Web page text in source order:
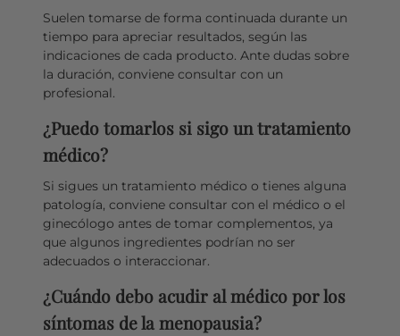
Suelen tomarse de forma continuada durante un
tiempo para apreciar resultados, según las
indicaciones de cada producto. Ante dudas sobre
la duración, conviene consultar con un
profesional.
¿Puedo tomarlos si sigo un tratamiento
médico?
Si sigues un tratamiento médico o tienes alguna
patología, conviene consultar con el médico o el
ginecólogo antes de tomar complementos, ya
que algunos ingredientes podrían no ser
adecuados o interaccionar.
¿Cuándo debo acudir al médico por los
síntomas de la menopausia?